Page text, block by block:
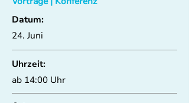
Datum:
24. Juni
Uhrzeit:
ab 14:00 Uhr